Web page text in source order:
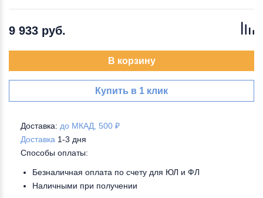
9 933 руб.
В корзину
Купить в 1 клик
Доставка: до МКАД, 500 ₽
Доставка 1-3 дня
Способы оплаты:
Безналичная оплата по счету для ЮЛ и ФЛ
Наличными при получении